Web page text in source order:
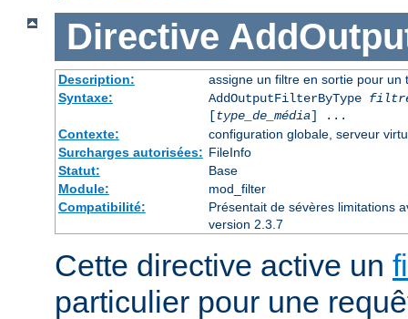
Directive
Description:
assigne un filtre en sortie pour un
Syntaxe:
AddOutputFilterByType
[type_de_média] ...
Contexte:
configuration globale, serveur
Surcharges autorisées: FileInfo
Statut:
Base
Module:
mod_filter
Compatibilité:
Présentait de sévères limitations
version 2.3.7
Cette directive active un
particulier pour une